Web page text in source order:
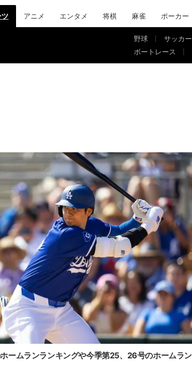
ツ アニメ エンタメ 将棋 麻雀 ポーカー
野球 サッカー
ボートレース
ームランランキングや今季第25、26号のホームラ